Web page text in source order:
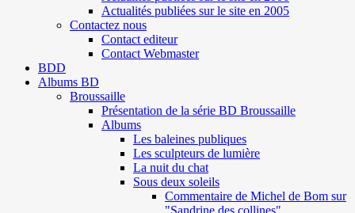
Actualités publiées sur le site en 2005
Contactez nous
Contact editeur
Contact Webmaster
BDD
Albums BD
Broussaille
Présentation de la série BD Broussaille
Albums
Les baleines publiques
Les sculpteurs de lumière
La nuit du chat
Sous deux soleils
Commentaire de Michel de Bom sur
"Sandrine des collines"